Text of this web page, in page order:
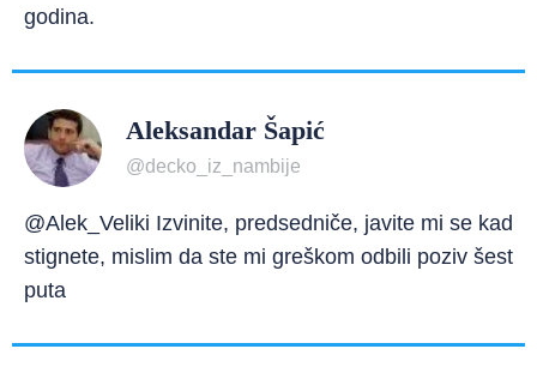
godina.
Aleksandar Šapić
@decko_iz_nambije
@Alek_Veliki Izvinite, predsedniče, javite mi se kad
stignete, mislim da ste mi greškom odbili poziv šest
puta